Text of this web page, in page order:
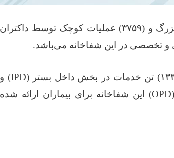
و (۳۷۵۹)
عملیات کوچک توسط داکتران
و تخصصی در این شفاخانه می‌باشد.
تن خدمات در بخش داخل بستر (IPD) و
(OPD)
این شفاخانه برای بیماران ارائه شده